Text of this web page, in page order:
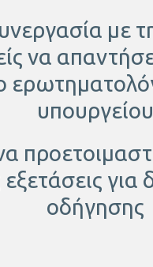
με
να
υπουργείου
εξετάσεις
οδήγησης